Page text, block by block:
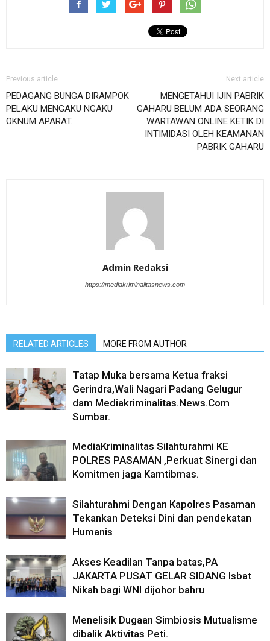
Previous article
PEDAGANG BUNGA DIRAMPOK
PELAKU MENGAKU NGAKU
OKNUM APARAT.
Next article
MENGETAHUI IJIN PABRIK
GAHARU BELUM ADA SEORANG
WARTAWAN ONLINE KETIK DI
INTIMIDASI OLEH KEAMANAN
PABRIK GAHARU
Admin Redaksi
https://mediakriminalitasnews.com
RELATED ARTICLES MORE FROM AUTHOR
Tatap Muka bersama Ketua fraksi
Gerindra,Wali Nagari Padang Gelugur
dam Mediakriminalitas.News.Com
Sumbar.
MediaKriminalitas Silahturahmi KE
POLRES PASAMAN ,Perkuat Sinergi dan
Komitmen jaga Kamtibmas.
Silahturahmi Dengan Kapolres Pasaman
Tekankan Deteksi Dini dan pendekatan
Humanis
Akses Keadilan Tanpa batas,PA
JAKARTA PUSAT GELAR SIDANG Isbat
Nikah bagi WNI dijohor bahru
Menelisik Dugaan Simbiosis Mutualisme
dibalik Aktivitas Peti.